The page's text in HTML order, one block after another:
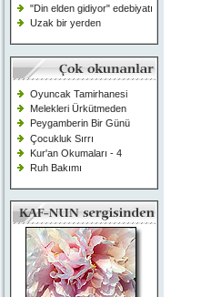
"Din elden gidiyor" edebiyatı
Uzak bir yerden
Oyuncak Tamirhanesi
Melekleri Ürkütmeden
Peygamberin Bir Günü
Çocukluk Sırrı
Kur'an Okumaları - 4
Ruh Bakımı